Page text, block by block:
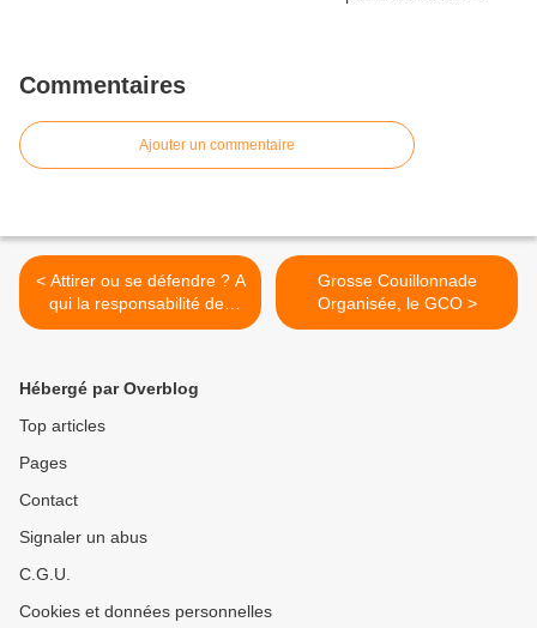
Commentaires
Ajouter un commentaire
< Attirer ou se défendre ? A
qui la responsabilité des
dégâts de sangliers.
Grosse Couillonnade
Organisée, le GCO >
Hébergé par Overblog
Top articles
Pages
Contact
Signaler un abus
C.G.U.
Cookies et données personnelles